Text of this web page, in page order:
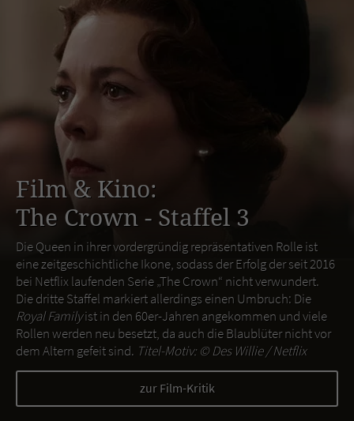
Film & Kino:
The Crown - Staffel 3
Die Queen in ihrer vordergründig repräsentativen Rolle ist
eine zeitgeschichtliche Ikone, sodass der Erfolg der seit 2016
bei Netflix laufenden Serie „The Crown“ nicht verwundert.
Die dritte Staffel markiert allerdings einen Umbruch: Die
Royal Familyist in den 60er-Jahren angekommen und viele
Rollen werden neu besetzt, da auch die Blaublüter nicht vor
dem Altern gefeit sind. Titel-Motiv: ©Des Willie / Netflix
zur Film-Kritik